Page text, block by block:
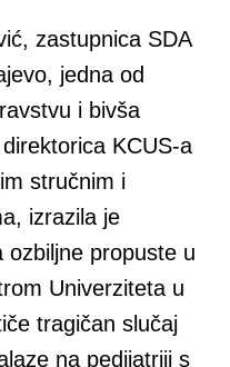
zastupnica SDA
jedna od
i bivša
KCUS-a
stručnim i
izrazila je
ozbiljne propuste u
Univerziteta u
tragičan slučaj
na pedijatriji s